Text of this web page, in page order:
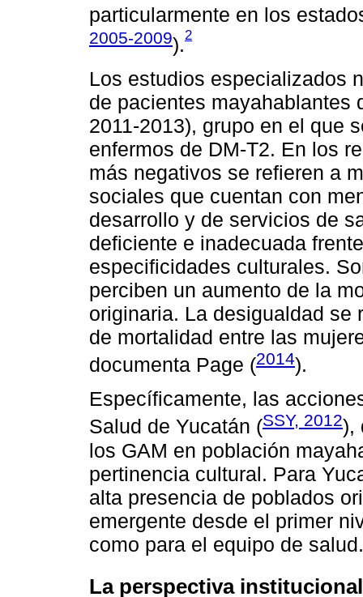
particularmente en los
2005-2009).2
Los estudios especializados
de pacientes mayahablantes
2011-2013), grupo en el que
enfermos de DM-T2. En los
más negativos se refieren a
sociales que cuentan con
desarrollo y de servicios de
deficiente e inadecuada
especificidades culturales.
perciben un aumento de la
originaria. La desigualdad se
de mortalidad entre las
documenta Page (2014).
Específicamente, las
Salud de Yucatán (SSY, 2012),
los GAM en población
pertinencia cultural. Para
alta presencia de poblados
emergente desde el primer
como para el equipo de salud.
La perspectiva